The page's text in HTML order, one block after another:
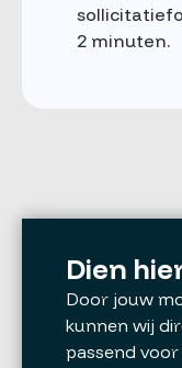
2 minuten.
Dien
Door jouw
kunnen wij
passend voor